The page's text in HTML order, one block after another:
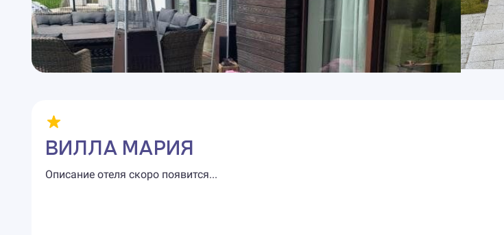
ВИЛЛА МАРИЯ
Описание отеля скоро появится...